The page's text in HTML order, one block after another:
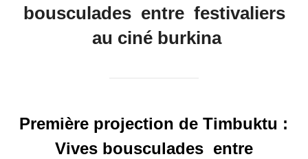
bousculades entre festivaliers
au ciné burkina
Première projection de Timbuktu :
Vives bousculades entre